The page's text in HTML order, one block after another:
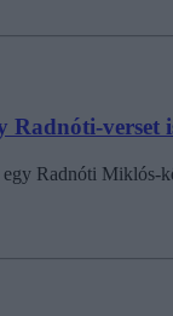
Radnóti-
Radnóti Miklós-